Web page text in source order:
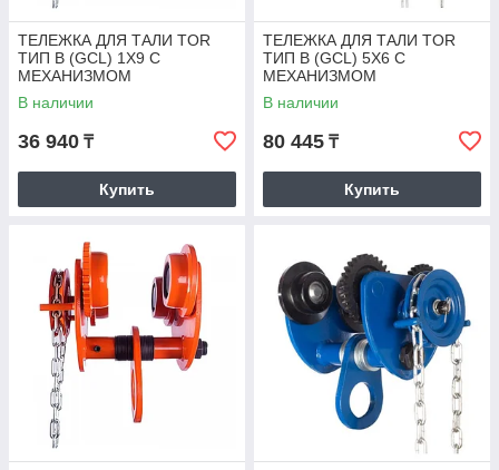
ТЕЛЕЖКА ДЛЯ ТАЛИ TOR
ТИП В (GCL) 1Х9 С
МЕХАНИЗМОМ
ПЕРЕДВИЖЕНИЯ
В наличии
36 940 ₸
Купить
ТЕЛЕЖКА ДЛЯ ТАЛИ TOR
ТИП В (GCL) 5Х6 С
МЕХАНИЗМОМ
ПЕРЕДВИЖЕНИЯ
В наличии
80 445 ₸
Купить